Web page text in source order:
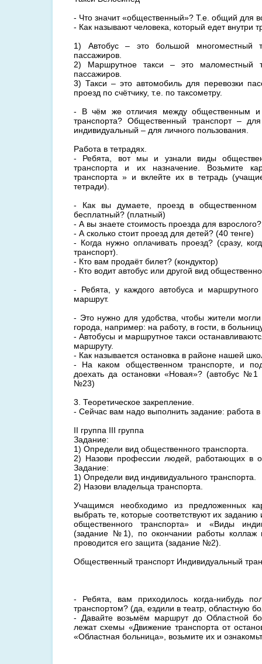
- Что значит «общественный»? Т.е. общий для
- Как называют человека, который едет внутри
1) Автобус – это большой многоместный
пассажиров.
2) Маршрутное такси – это маломестный
пассажиров.
3) Такси – это автомобиль для перевозки
проезд по счётчику, т.е. по таксометру.
- В чём же отличия между общественным и
транспорта? Общественный транспорт –
индивидуальный – для личного пользования.
Работа в тетрадях.
- Ребята, вот мы и узнали виды
транспорта и их назначение. Возьмите
транспорта » и вклейте их в тетрадь
тетради).
- Как вы думаете, проезд в общественном
бесплатный? (платный)
- А вы знаете стоимость проезда для
- А сколько стоит проезд для детей? (40 тенге)
- Когда нужно оплачивать проезд? (сразу,
транспорт).
- Кто вам продаёт билет? (кондуктор)
- Кто водит автобус или другой вид
- Ребята, у каждого автобуса и
маршрут.
- Это нужно для удобства, чтобы жители
города, например: на работу, в гости, в
- Автобусы и маршрутное такси
маршруту.
- Как называется остановка в районе нашей
- На каком общественном транспорте, и
доехать да остановки «Новая»? (автобус
№23)
3. Теоретическое закрепление.
- Сейчас вам надо выполнить задание: работа
II группа III группа
Задание:
1) Определи вид общественного транспорта.
2) Назови профессии людей, работающих в
Задание:
1) Определи вид индивидуального транспорта.
2) Назови владельца транспорта.
Учащимся необходимо из предложенных
выбрать те, которые соответствуют их
общественного транспорта» и «Виды
(задание №1), по окончании работы коллаж
проводится его защита (задание №2).
Общественный транспорт Индивидуальный
- Ребята, вам приходилось когда-нибудь
транспортом? (да, ездили в театр, областную
- Давайте возьмём маршрут до Областной
лежат схемы «Движение транспорта от
«Областная больница», возьмите их и